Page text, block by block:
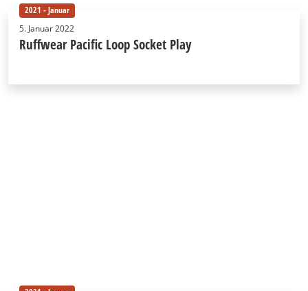
2021 - Januar
5. Januar 2022
Ruffwear Pacific Loop Socket Play